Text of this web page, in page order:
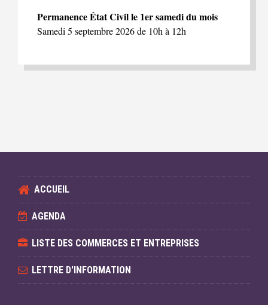
Permanence État Civil le 1er samedi du mois
Samedi 5 septembre 2026 de 10h à 12h
ACCUEIL
AGENDA
LISTE DES COMMERCES ET ENTREPRISES
LETTRE D'INFORMATION